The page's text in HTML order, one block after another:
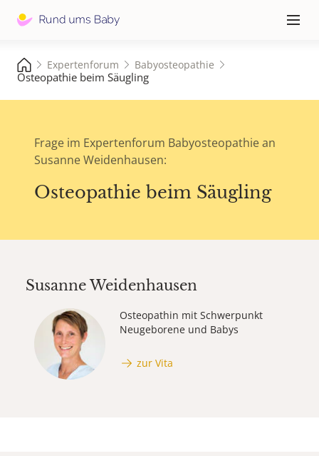
≡
Expertenforum Babyosteopathie
Osteopathie beim Säugling
Frage im Expertenforum Babyosteopathie an
Susanne Weidenhausen:
Osteopathie beim Säugling
Susanne Weidenhausen
Osteopathin mit Schwerpunkt
Neugeborene und Babys
zur Vita